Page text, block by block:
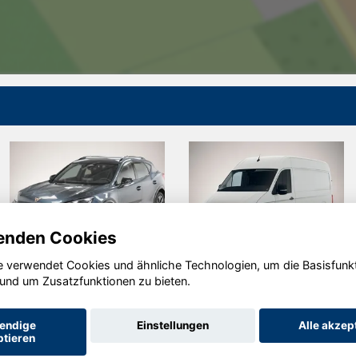
Hyundai
TUCSON
Audi A3
Cookies
verwendet Cookies und ähnliche Technologien, um die
um Zusatzfunktionen zu bieten.
Einstellungen Alle